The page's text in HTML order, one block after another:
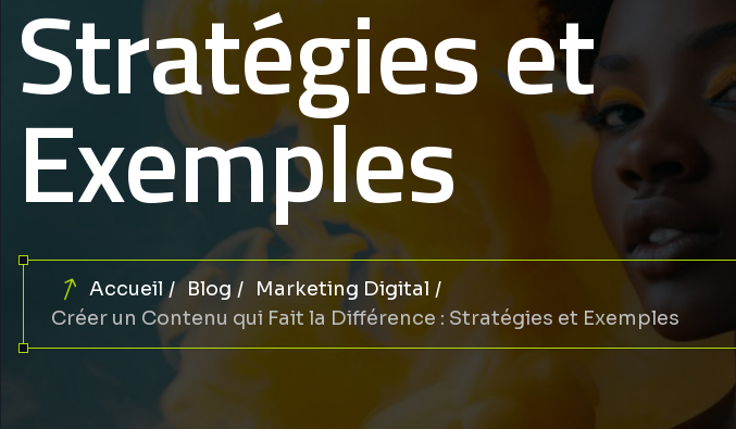
Stratégies et
Exemples
Accueil Blog
Marketing Digital
Créer un Contenu qui Fait la Différence : Stratégies et Exemples